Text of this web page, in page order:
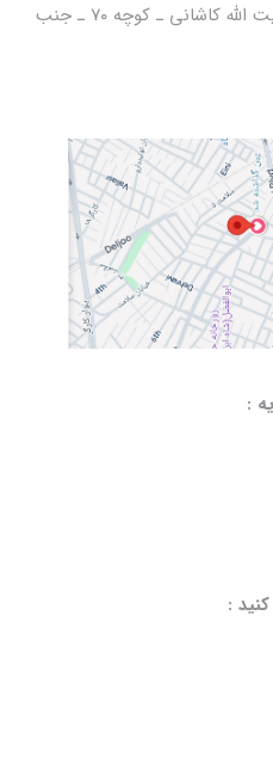
📍 قم _ خیابان امام ـ ۲۴ متری آیت الله کاشانی ـ کوچه ۷۰ ـ جنب
:
: